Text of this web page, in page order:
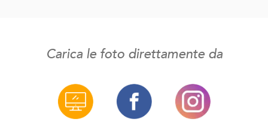
Carica le foto direttamente da